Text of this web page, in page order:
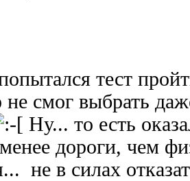
тест
не смог выбрать
Ну... то есть
дороги, чем
не в силах